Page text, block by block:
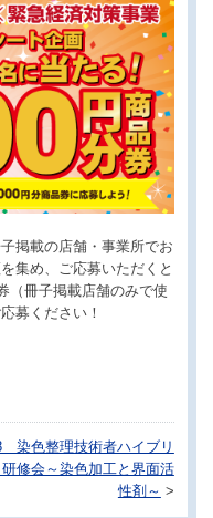
掲載の店舗・事業所でお
集め、ご応募いただくと
（冊子掲載店舗のみで使
募ください！
染色整理技術者ハイブリ
研修会～染色加工と界面活
性剤～ >